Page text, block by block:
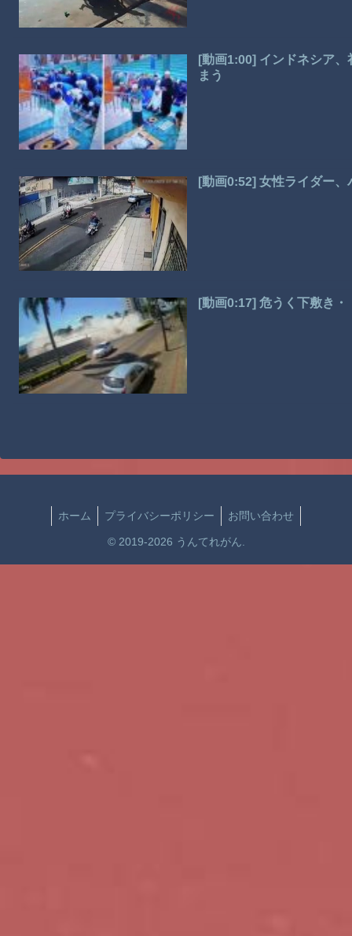
[動画1:00] インドネシア
まう
[動画0:52] 女性ライダー
[動画0:17] 危うく下敷き
ホーム プライバシーポリシー お問い合わせ
© 2019-2026 うんてれがん.